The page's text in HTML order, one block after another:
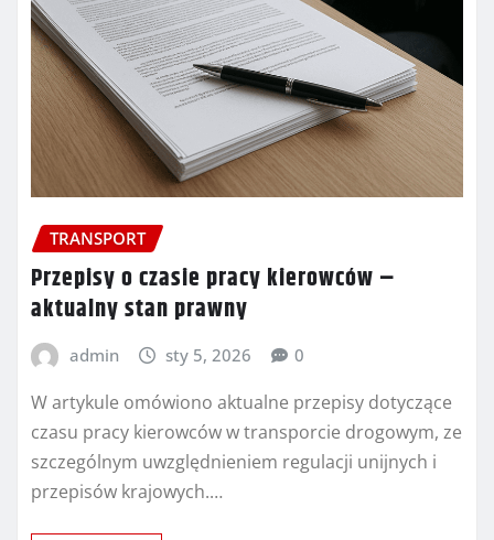
TRANSPORT
Przepisy o czasie pracy kierowców –
aktualny stan prawny
admin sty 5, 2026 0
W artykule omówiono aktualne przepisy dotyczące
czasu pracy kierowców w transporcie drogowym, ze
szczególnym uwzględnieniem regulacji unijnych i
przepisów krajowych.…